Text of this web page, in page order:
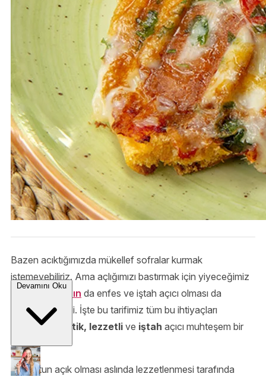
Bazen acıktığımızda mükellef sofralar kurmak
istemeyebiliriz. Ama açlığımızı bastırmak için yiyeceğimiz
atıştırmalıkların da enfes ve iştah açıcı olması da
oldukça önemli. İşte bu tarifimiz tüm bu ihtiyaçları
karşılayan
pratik, lezzetli ve iştah açıcı muhteşem bir
tost!
Bu tostun açık olması aslında lezzetlenmesi tarafında
Devamını Oku